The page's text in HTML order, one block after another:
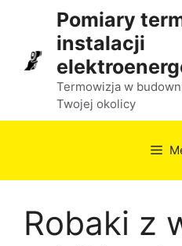
treści
Pomiary
instalacji
Termowizja w
Twojej okolicy
Robaki z